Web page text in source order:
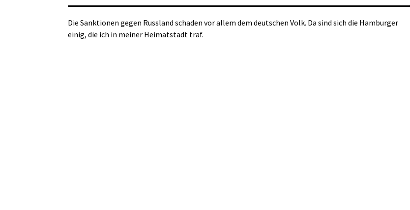
Die Sanktionen gegen Russland schaden vor allem dem deutschen Volk. Da sind sich die Hamburger
einig, die ich in meiner Heimatstadt traf.